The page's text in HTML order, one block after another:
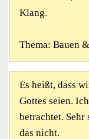
Klang.
Thema: Bauen
Es heißt, dass
Gottes seien.
betrachtet.
das nicht.